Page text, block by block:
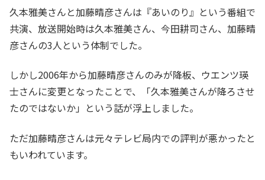
久本雅美さんと加藤晴彦さんは『あいのり』という番組で
共演、放送開始時は久本雅美さん、今田耕司さん、加藤晴
彦さんの3人という体制でした。
しかし2006年から加藤晴彦さんのみが降板、ウエンツ瑛
士さんに変更となったことで、「久本雅美さんが降ろさせ
たのではないか」という話が浮上しました。
ただ加藤晴彦さんは元々テレビ局内での評判が悪かったと
もいわれています。